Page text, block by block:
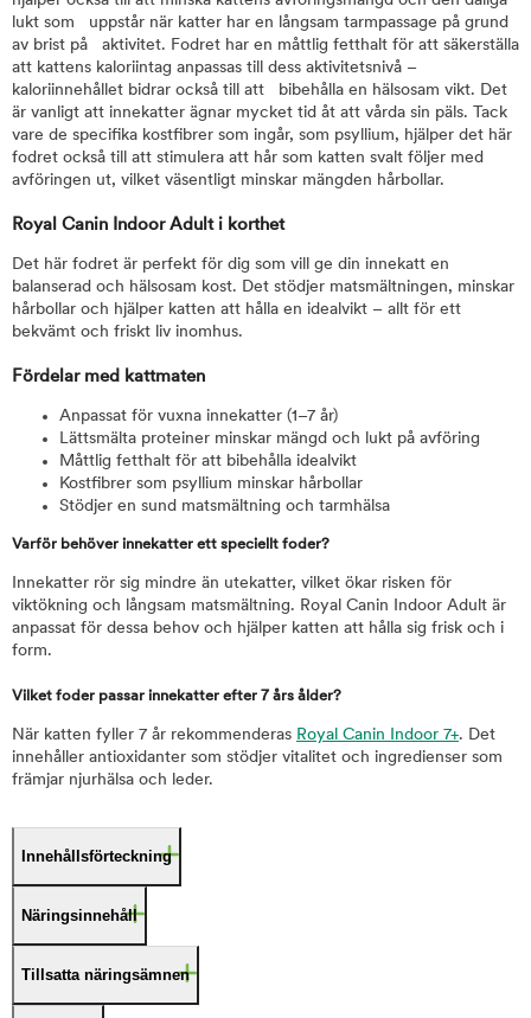
lukt som uppstår när katter har en långsam tarmpassage på grund
av brist på aktivitet. Fodret har en måttlig fetthalt för att säkerställa
att kattens kaloriintag anpassas till dess aktivitetsnivå –
kaloriinnehållet bidrar också till att bibehålla en hälsosam vikt. Det
är vanligt att innekatter ägnar mycket tid åt att vårda sin päls. Tack
vare de specifika kostfibrer som ingår, som psyllium, hjälper det här
fodret också till att stimulera att hår som katten svalt följer med
avföringen ut, vilket väsentligt minskar mängden hårbollar.
Royal Canin Indoor Adult i korthet
Det här fodret är perfekt för dig som vill ge din innekatt en
balanserad och hälsosam kost. Det stödjer matsmältningen, minskar
hårbollar och hjälper katten att hålla en idealvikt – allt för ett
bekvämt och friskt liv inomhus.
Fördelar med kattmaten
Anpassat för vuxna innekatter (1–7 år)
Lättsmälta proteiner minskar mängd och lukt på avföring
Måttlig fetthalt för att bibehålla idealvikt
Kostfibrer som psyllium minskar hårbollar
Stödjer en sund matsmältning och tarmhälsa
Varför behöver innekatter ett speciellt foder?
Innekatter rör sig mindre än utekatter, vilket ökar risken för
viktökning och långsam matsmältning. Royal Canin Indoor Adult är
anpassat för dessa behov och hjälper katten att hålla sig frisk och i
form.
Vilket foder passar innekatter efter 7 års ålder?
När katten fyller 7 år rekommenderas Royal Canin Indoor 7+. Det
innehåller antioxidanter som stödjer vitalitet och ingredienser som
främjar njurhälsa och leder.
Innehållsförteckning
Näringsinnehåll
Tillsatta näringsämnen